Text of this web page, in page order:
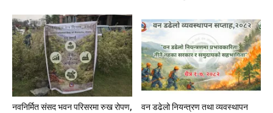
नवनिर्मित संसद भवन परिसरमा रुख रोपण,
वन डढेलो नियन्त्रण तथा व्यवस्थापन